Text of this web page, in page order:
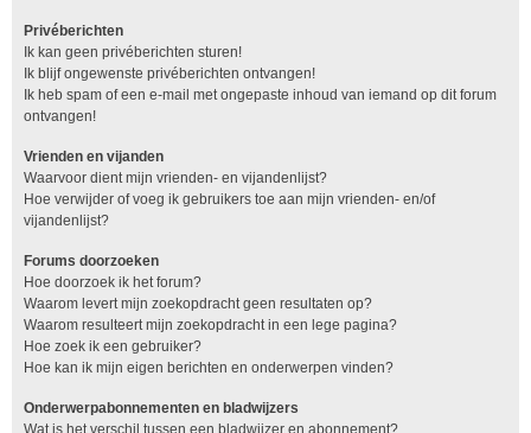
Privéberichten
Ik kan geen privéberichten sturen!
Ik blijf ongewenste privéberichten ontvangen!
Ik heb spam of een e-mail met ongepaste inhoud van iemand op dit forum
ontvangen!
Vrienden en vijanden
Waarvoor dient mijn vrienden- en vijandenlijst?
Hoe verwijder of voeg ik gebruikers toe aan mijn vrienden- en/of
vijandenlijst?
Forums doorzoeken
Hoe doorzoek ik het forum?
Waarom levert mijn zoekopdracht geen resultaten op?
Waarom resulteert mijn zoekopdracht in een lege pagina?
Hoe zoek ik een gebruiker?
Hoe kan ik mijn eigen berichten en onderwerpen vinden?
Onderwerpabonnementen en bladwijzers
Wat is het verschil tussen een bladwijzer en abonnement?